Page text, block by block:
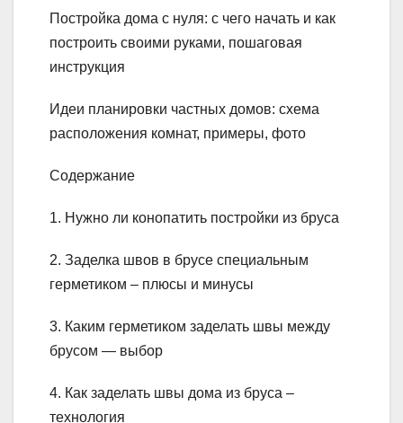
Постройка дома с нуля: с чего начать и как
построить своими руками, пошаговая
инструкция
Идеи планировки частных домов: схема
расположения комнат, примеры, фото
Содержание
1. Нужно ли конопатить постройки из бруса
2. Заделка швов в брусе специальным
герметиком – плюсы и минусы
3. Каким герметиком заделать швы между
брусом — выбор
4. Как заделать швы дома из бруса –
технология